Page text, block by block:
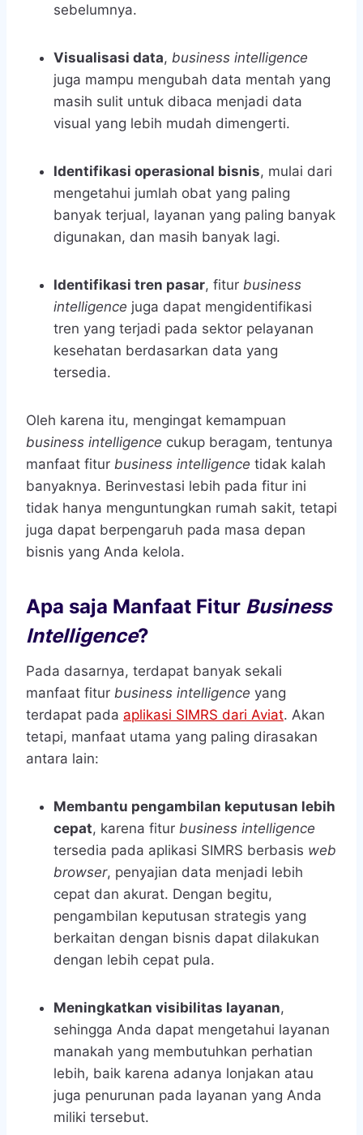
sebelumnya.
Visualisasi data, business intelligence
juga mampu mengubah data mentah yang
masih sulit untuk dibaca menjadi data
visual yang lebih mudah dimengerti.
Identifikasi operasional bisnis, mulai dari
mengetahui jumlah obat yang paling
banyak terjual, layanan yang paling banyak
digunakan, dan masih banyak lagi.
Identifikasi tren pasar, fitur business
intelligence juga dapat mengidentifikasi
tren yang terjadi pada sektor pelayanan
kesehatan berdasarkan data yang
tersedia.
Oleh karena itu, mengingat kemampuan
business intelligence cukup beragam, tentunya
manfaat fitur business intelligence tidak kalah
banyaknya. Berinvestasi lebih pada fitur ini
tidak hanya menguntungkan rumah sakit, tetapi
juga dapat berpengaruh pada masa depan
bisnis yang Anda kelola.
Apa saja Manfaat Fitur Business
Intelligence?
Pada dasarnya, terdapat banyak sekali
manfaat fitur business intelligence yang
terdapat pada aplikasi SIMRS dari Aviat. Akan
tetapi, manfaat utama yang paling dirasakan
antara lain:
Membantu pengambilan keputusan lebih
cepat, karena fitur business intelligence
tersedia pada aplikasi SIMRS berbasis web
browser, penyajian data menjadi lebih
cepat dan akurat. Dengan begitu,
pengambilan keputusan strategis yang
berkaitan dengan bisnis dapat dilakukan
dengan lebih cepat pula.
Meningkatkan visibilitas layanan,
sehingga Anda dapat mengetahui layanan
manakah yang membutuhkan perhatian
lebih, baik karena adanya lonjakan atau
juga penurunan pada layanan yang Anda
miliki tersebut.